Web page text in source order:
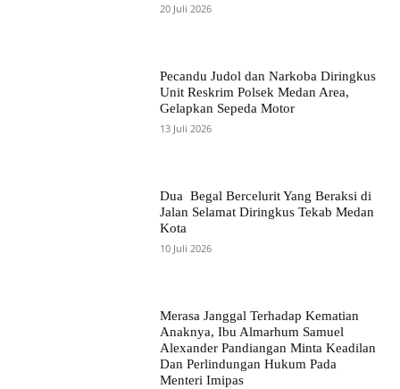
20 Juli 2026
Pecandu Judol dan Narkoba Diringkus
Unit Reskrim Polsek Medan Area,
Gelapkan Sepeda Motor
13 Juli 2026
Dua Begal Bercelurit Yang Beraksi di
Jalan Selamat Diringkus Tekab Medan
Kota
10 Juli 2026
Merasa Janggal Terhadap Kematian
Anaknya, Ibu Almarhum Samuel
Alexander Pandiangan Minta Keadilan
Dan Perlindungan Hukum Pada
Menteri Imipas